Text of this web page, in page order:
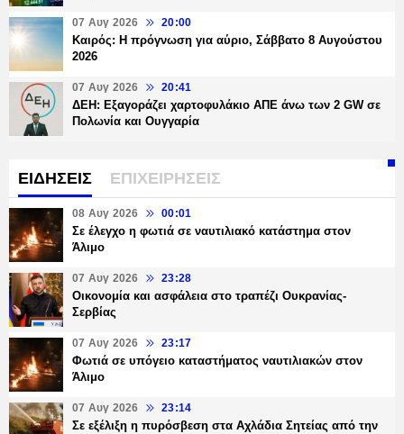
07 Αυγ 2026 20:00
Καιρός: Η πρόγνωση για αύριο, Σάββατο 8 Αυγούστου
2026
07 Αυγ 2026 20:41
ΔΕΗ: Εξαγοράζει χαρτοφυλάκιο ΑΠΕ άνω των 2 GW σε
Πολωνία και Ουγγαρία
ΕΙΔΗΣΕΙΣ ΕΠΙΧΕΙΡΗΣΕΙΣ
08 Αυγ 2026 00:01
Σε έλεγχο η φωτιά σε ναυτιλιακό κατάστημα στον
Άλιμο
07 Αυγ 2026 23:28
Οικονομία και ασφάλεια στο τραπέζι Ουκρανίας-
Σερβίας
07 Αυγ 2026 23:17
Φωτιά σε υπόγειο καταστήματος ναυτιλιακών στον
Άλιμο
07 Αυγ 2026 23:14
Σε εξέλιξη η πυρόσβεση στα Αχλάδια Σητείας από την